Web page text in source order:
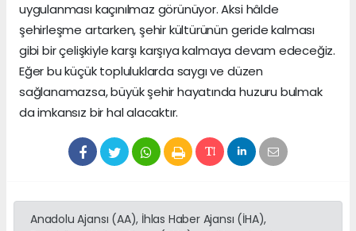
uygulanması kaçınılmaz görünüyor. Aksi hâlde
şehirleşme artarken, şehir kültürünün geride kalması
gibi bir çelişkiyle karşı karşıya kalmaya devam edeceğiz.
Eğer bu küçük topluluklarda saygı ve düzen
sağlanamazsa, büyük şehir hayatında huzuru bulmak
da imkansız bir hal alacaktır.
Anadolu Ajansı (AA), İhlas Haber Ajansı (İHA),